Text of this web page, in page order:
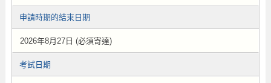
申請時期的結束日期
2026年8月27日 (必須寄達)
考試日期